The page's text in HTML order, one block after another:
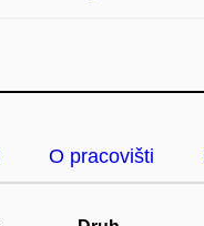
O pracovišti